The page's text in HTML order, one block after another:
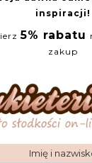
dodaje szyku,
oraz
pozycji do